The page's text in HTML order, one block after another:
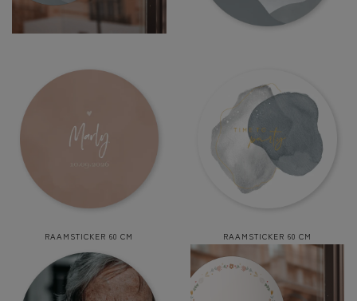
RAAMSTICKER 60 CM RAAMSTICKER 60 CM